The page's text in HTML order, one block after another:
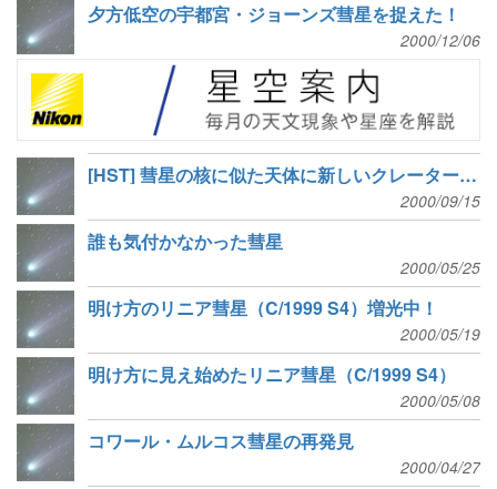
夕方低空の宇都宮・ジョーンズ彗星を捉えた！
2000/12/06
[HST] 彗星の核に似た天体に新しいクレーターが存在?
2000/09/15
誰も気付かなかった彗星
2000/05/25
明け方のリニア彗星（C/1999 S4）増光中！
2000/05/19
明け方に見え始めたリニア彗星（C/1999 S4）
2000/05/08
コワール・ムルコス彗星の再発見
2000/04/27